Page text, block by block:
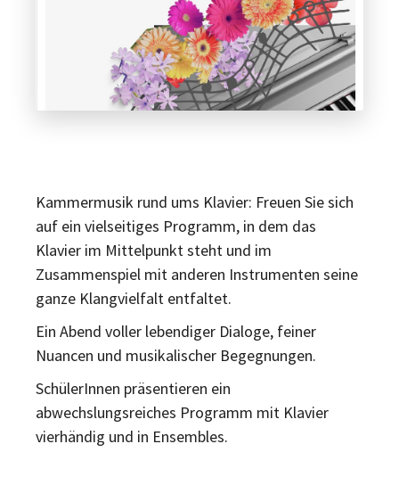
Kammermusik rund ums Klavier: Freuen Sie sich
auf ein vielseitiges Programm, in dem das
Klavier im Mittelpunkt steht und im
Zusammenspiel mit anderen Instrumenten seine
ganze Klangvielfalt entfaltet.
Ein Abend voller lebendiger Dialoge, feiner
Nuancen und musikalischer Begegnungen.
SchülerInnen präsentieren ein
abwechslungsreiches Programm mit Klavier
vierhändig und in Ensembles.